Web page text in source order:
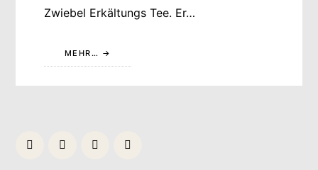
Zwiebel Erkältungs Tee. Er…
MEHR…